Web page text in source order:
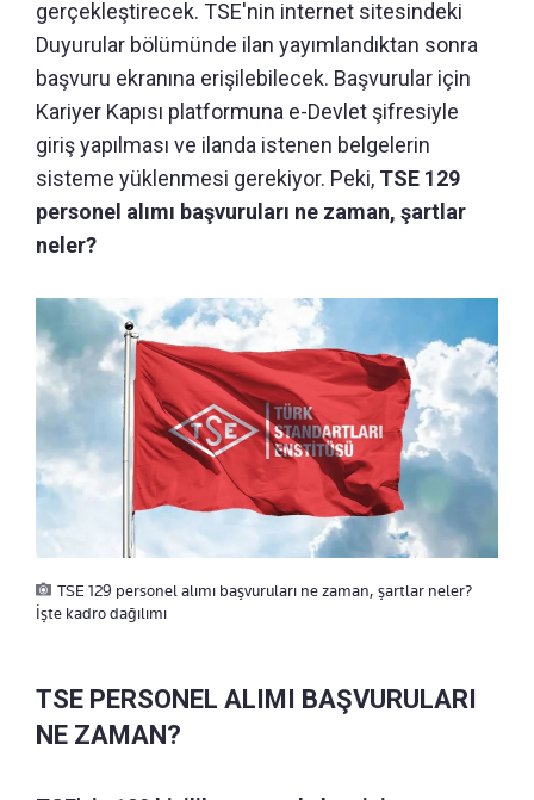
gerçekleştirecek. TSE'nin internet sitesindeki
Duyurular bölümünde ilan yayımlandıktan sonra
başvuru ekranına erişilebilecek. Başvurular için
Kariyer Kapısı platformuna e-Devlet şifresiyle
giriş yapılması ve ilanda istenen belgelerin
sisteme yüklenmesi gerekiyor. Peki, TSE 129
personel alımı başvuruları ne zaman, şartlar
neler?
TSE 129 personel alımı başvuruları ne zaman, şartlar neler?
İşte kadro dağılımı
TSE PERSONEL ALIMI BAŞVURULARI
NE ZAMAN?